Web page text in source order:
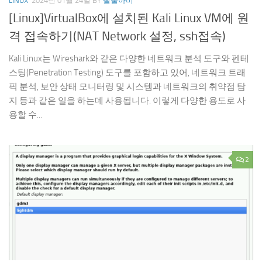
[Linux]VirtualBox에 설치된 Kali Linux VM에 원
격 접속하기(NAT Network 설정, ssh접속)
Kali Linux는 Wireshark와 같은 다양한 네트워크 분석 도구와 펜테
스팅(Penetration Testing) 도구를 포함하고 있어, 네트워크 트래
픽 분석, 보안 상태 모니터링 및 시스템과 네트워크의 취약점 탐
지 등과 같은 일을 하는데 사용됩니다. 이렇게 다양한 용도로 사
용할 수...
2